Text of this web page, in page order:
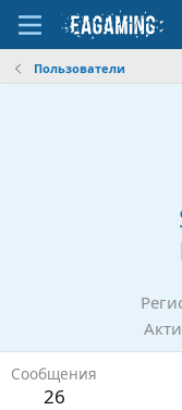
Пользователи
Сообщения
26